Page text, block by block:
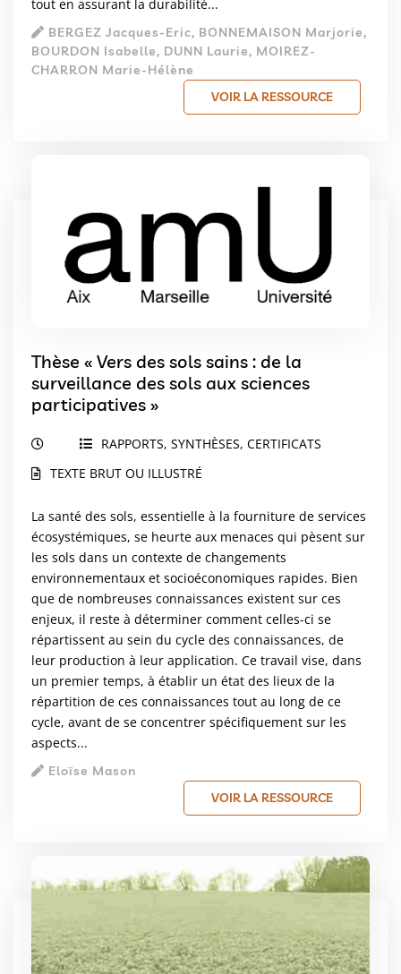
tout en assurant la durabilité...
BERGEZ Jacques-Eric, BONNEMAISON Marjorie,
BOURDON Isabelle, DUNN Laurie, MOIREZ-
CHARRON Marie-Hélène
VOIR LA RESSOURCE
Thèse « Vers des sols sains : de la
surveillance des sols aux sciences
participatives »
RAPPORTS, SYNTHÈSES, CERTIFICATS
TEXTE BRUT OU ILLUSTRÉ
La santé des sols, essentielle à la fourniture de services
écosystémiques, se heurte aux menaces qui pèsent sur
les sols dans un contexte de changements
environnementaux et socioéconomiques rapides. Bien
que de nombreuses connaissances existent sur ces
enjeux, il reste à déterminer comment celles-ci se
répartissent au sein du cycle des connaissances, de
leur production à leur application. Ce travail vise, dans
un premier temps, à établir un état des lieux de la
répartition de ces connaissances tout au long de ce
cycle, avant de se concentrer spécifiquement sur les
aspects...
Eloïse Mason
VOIR LA RESSOURCE